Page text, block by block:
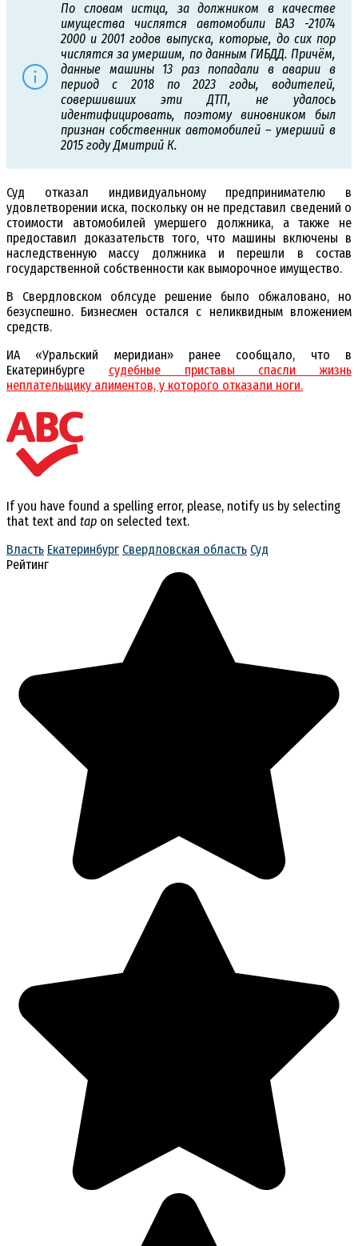
По словам истца, за должником в качестве
имущества числятся автомобили ВАЗ -21074
2000 и 2001 годов выпуска, которые, до сих пор
числятся за умершим, по данным ГИБДД. Причём,
данные машины 13 раз попадали в аварии в
период с 2018 по 2023 годы, водителей,
совершивших эти ДТП, не удалось
идентифицировать, поэтому виновником был
признан собственник автомобилей – умерший в
2015 году Дмитрий К.
Суд отказал индивидуальному предпринимателю в
удовлетворении иска, поскольку он не представил сведений о
стоимости автомобилей умершего должника, а также не
предоставил доказательств того, что машины включены в
наследственную массу должника и перешли в состав
государственной собственности как выморочное имущество.
В Свердловском облсуде решение было обжаловано, но
безуспешно. Бизнесмен остался с неликвидным вложением
средств.
ИА «Уральский меридиан» ранее сообщало, что в
Екатеринбурге судебные приставы спасли жизнь
неплательщику алиментов, у которого отказали ноги.
If you have found a spelling error, please, notify us by selecting
that text and tap on selected text.
Власть Екатеринбург Свердловская область Суд
Рейтинг